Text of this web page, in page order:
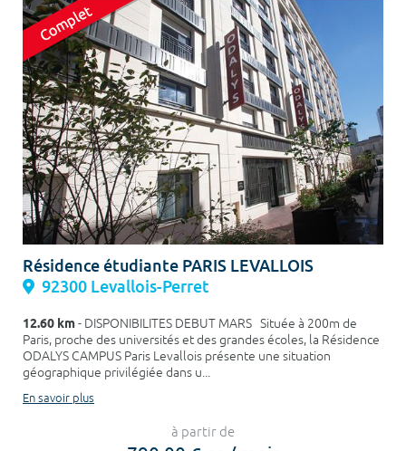
Résidence étudiante PARIS LEVALLOIS
92300 Levallois-Perret
12.60 km- DISPONIBILITES DEBUT MARS Située à 200m de
Paris, proche des universités et des grandes écoles, la Résidence
ODALYS CAMPUS Paris Levallois présente une situation
géographique privilégiée dans u...
En savoir plus
à partir de